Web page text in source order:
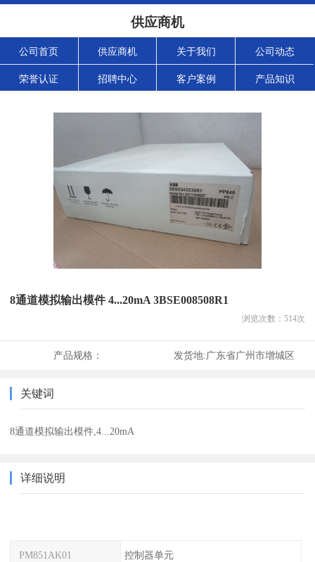
供应商机
公司首页 供应商机 关于我们 公司动态
荣誉认证 招聘中心 客户案例 产品知识
8通道模拟输出模件 4...20mA 3BSE008508R1
浏览次数： 514次
产品规格： 发货地:广东省广州市增城区
关键词
8通道模拟输出模件,4...20mA
详细说明
PM851AK01 控制器单元